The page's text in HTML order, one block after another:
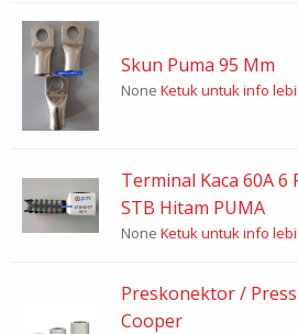
Skun Puma 95 Mm
None Ketuk untuk info
Terminal Kaca 60A 6
STB Hitam PUMA
None Ketuk untuk info
Preskonektor /
Cooper